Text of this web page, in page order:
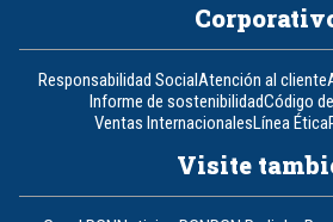
Responsabilidad SocialAtención al cliente
Informe de sostenibilidadCódigo
Ventas InternacionalesLínea Ética
Visite